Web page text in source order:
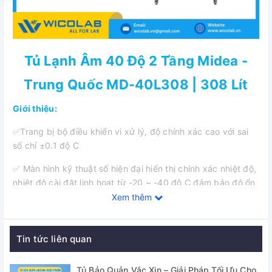
Tủ Lạnh Âm 40 Độ 2 Tầng Midea -
Trung Quốc MD-40L308 | 308 Lít
Giới thiệu:
✅Trang bị bộ điều khiển vi xử lý, độ chính xác cao với sai
số chỉ ±0.1 độ C
✅ Màn hình kỹ thuật số hiện đại hiển thị chính xác nhiệt độ,
nhiệt độ cài đặt linh hoạt từ -20 ~ -40 độ C đảm bảo độ ổn
định trong suốt quá trình làm việc
giúp tăng khả năng cách nhiệt, giảm thiểu rò rỉ khí lạnh ra
Xem thêm
Tin tức liên quan
Tủ Bảo Quản Vắc Xin – Giải Pháp Tối Ưu Cho